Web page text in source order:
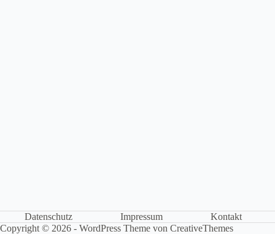
Datenschutz Impressum
Kontakt
Copyright © 2026 - WordPress Theme von CreativeThemes